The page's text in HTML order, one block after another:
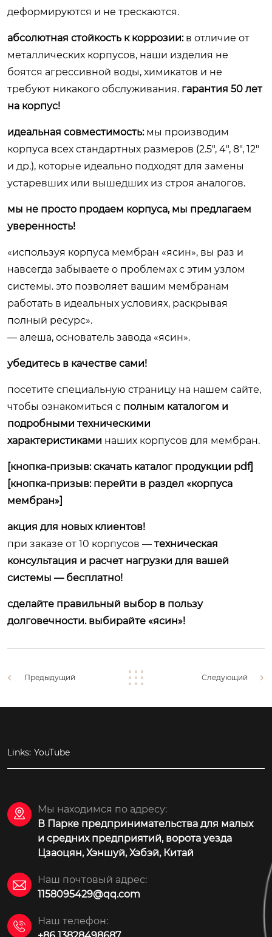
деформируются и не трескаются.
абсолютная стойкость к коррозии:в отличие от
металлических корпусов, наши изделия не
боятся агрессивной воды, химикатов и не
требуют никакого обслуживания. гарантия 50 лет
на корпус!
идеальная совместимость:мы производим
корпуса всех стандартных размеров (2.5″, 4″, 8″, 12″
и др.), которые идеально подходят для замены
устаревших или вышедших из строя аналогов.
мы не просто продаем корпуса, мы предлагаем
уверенность!
«используя корпуса мембран «ясин», вы раз и
навсегда забываете о проблемах с этим узлом
системы. это позволяет вашим мембранам
работать в идеальных условиях, раскрывая
полный ресурс».
— алеша, основатель завода «ясин».
убедитесь в качестве сами!
посетите специальную страницу на нашем сайте,
чтобы ознакомиться с полным каталогом и
подробными техническими
характеристиками наших корпусов для мембран.
[кнопка-призыв: скачать каталог продукции pdf]
[кнопка-призыв: перейти в раздел «корпуса
мембран»]
акция для новых клиентов!
при заказе от 10 корпусов — техническая
консультация и расчет нагрузки для вашей
системы — бесплатно!
сделайте правильный выбор в пользу
долговечности. выбирайте «ясин»!
Предыдущий Следующий
Links: YouTube

Мы находимся по адресу:
В Парке предпринимательства для малых
и средних предприятий, ворота уезда
Цзаоцян, Хэншуй, Хэбэй, Китай

Наш почтовый адрес:
1158095429@qq.com

Наш телефон: